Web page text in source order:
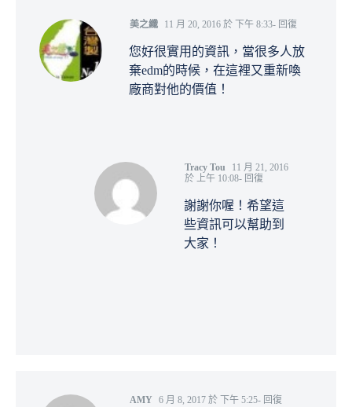
美之纖 11 月 20, 2016 於 下午 8:33- 回復
您好很實用的資訊，當很多人放
棄edm的時候，在這裡又重新喚
廠商對他的價值！
Tracy Tou
11 月 21, 2016
於 上午 10:08- 回復
謝謝你喔！希望這
些資訊可以幫助到
大家！
AMY 6 月 8, 2017 於 下午 5:25- 回復